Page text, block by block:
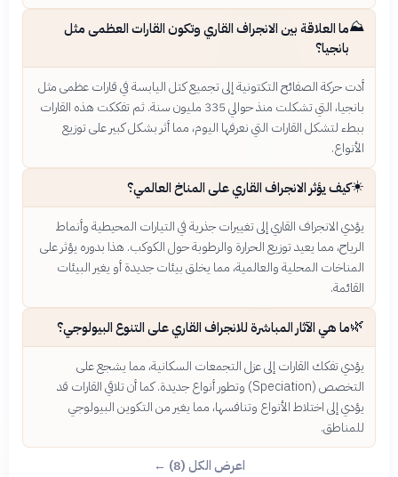
⛰️ما العلاقة بين الانجراف القاري وتكون القارات العظمى مثل
بانجيا؟
أدت حركة الصفائح التكتونية إلى تجميع كتل اليابسة في قارات عظمى مثل
بانجيا، التي تشكلت منذ حوالي 335 مليون سنة. ثم تفككت هذه القارات
ببطء لتشكل القارات التي نعرفها اليوم، مما أثر بشكل كبير على توزيع
الأنواع.
☀️كيف يؤثر الانجراف القاري على المناخ العالمي؟
يؤدي الانجراف القاري إلى تغييرات جذرية في التيارات المحيطية وأنماط
الرياح، مما يعيد توزيع الحرارة والرطوبة حول الكوكب. هذا بدوره يؤثر على
المناخات المحلية والعالمية، مما يخلق بيئات جديدة أو يغير البيئات
القائمة.
🌿ما هي الآثار المباشرة للانجراف القاري على التنوع البيولوجي؟
يؤدي تفكك القارات إلى عزل التجمعات السكانية، مما يشجع على
التخصص (Speciation) وتطور أنواع جديدة. كما أن تلاقي القارات قد
يؤدي إلى اختلاط الأنواع وتنافسها، مما يغير من التكوين البيولوجي
للمناطق.
اعرض الكل (8) ←